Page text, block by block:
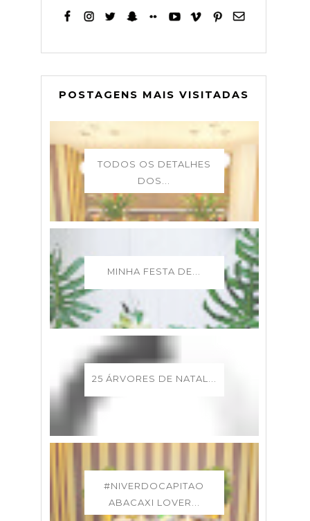
POSTAGENS MAIS VISITADAS
TODOS OS DETALHES
DOS...
MINHA FESTA DE...
25 ÁRVORES DE NATAL...
#NIVERDOCAPITAO
ABACAXI LOVER...